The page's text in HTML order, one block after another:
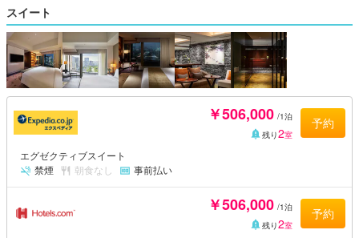
スイート
￥506,000 /1泊
残り2室
予約
エグゼクティブスイート
禁煙
朝食なし 事前払い
￥506,000 /1泊
残り2室
予約